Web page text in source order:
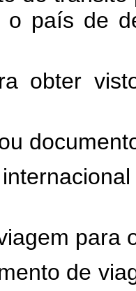
o país de
obter
para
de